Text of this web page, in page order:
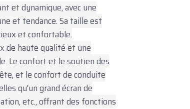
et dynamique, avec une
et tendance. Sa taille est
et confortable.
de haute qualité et une
Le confort et le soutien des
et le confort de conduite
qu'un grand écran de
etc., offrant des fonctions